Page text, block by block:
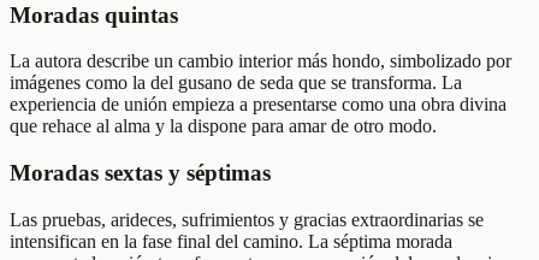
Moradas quintas
La autora describe un cambio interior más hondo, simbolizado por
imágenes como la del gusano de seda que se transforma. La
experiencia de unión empieza a presentarse como una obra divina
que rehace al alma y la dispone para amar de otro modo.
Moradas sextas y séptimas
Las pruebas, arideces, sufrimientos y gracias extraordinarias se
intensifican en la fase final del camino. La séptima morada